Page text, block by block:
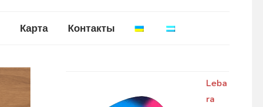
Карта Контакты
Leba
ra